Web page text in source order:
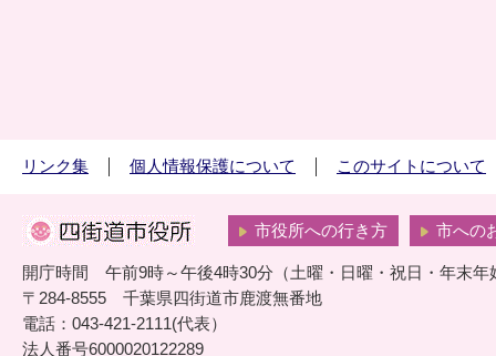
リンク集 個人情報保護について このサイトについて
市役所への行き方 市への
開庁時間 午前9時～午後4時30分（土曜・日曜・祝日・年末年
〒284-8555 千葉県四街道市鹿渡無番地
電話：043-421-2111(代表）
法人番号6000020122289